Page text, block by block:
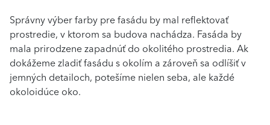
Správny výber farby pre fasádu by mal reflektovať
prostredie, v ktorom sa budova nachádza. Fasáda by
mala prirodzene zapadnúť do okolitého prostredia. Ak
dokážeme zladiť fasádu s okolím a zároveň sa odlíšiť v
jemných detailoch, potešíme nielen seba, ale každé
okoloidúce oko.